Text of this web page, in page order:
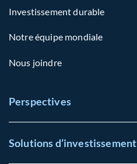
Investissement durable
Notre équipe mondiale
Nous joindre
Perspectives
Solutions d’investissement